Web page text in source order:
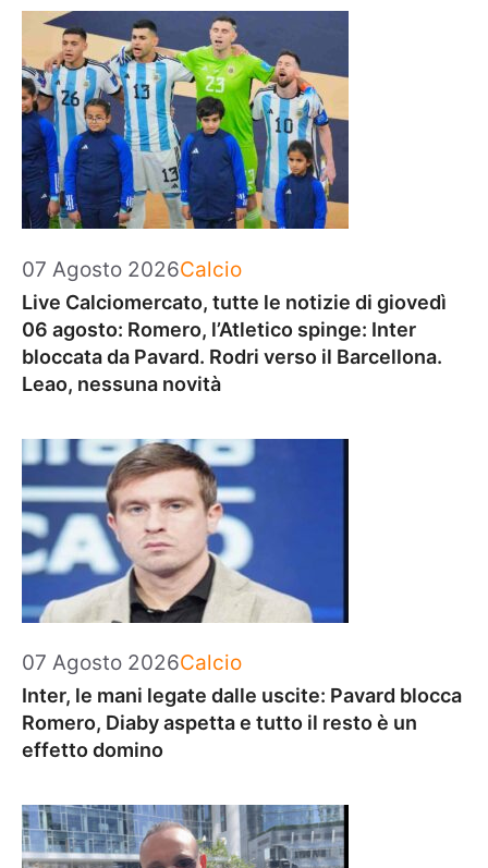
07 Agosto 2026Categorie
Calcio
Live Calciomercato, tutte le notizie di giovedì
06 agosto: Romero, l’Atletico spinge: Inter
bloccata da Pavard. Rodri verso il Barcellona.
Leao, nessuna novità
07 Agosto 2026Categorie
Calcio
Inter, le mani legate dalle uscite: Pavard blocca
Romero, Diaby aspetta e tutto il resto è un
effetto domino